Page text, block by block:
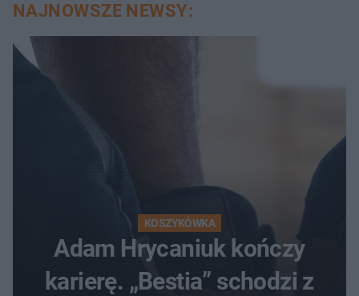
NAJNOWSZE NEWSY:
KOSZYKÓWKA
Adam Hrycaniuk kończy
karierę. „Bestia” schodzi z